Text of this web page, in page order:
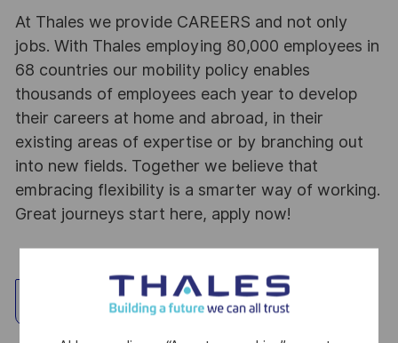
At Thales we provide CAREERS and not only
jobs. With Thales employing 80,000 employees in
68 countries our mobility policy enables
thousands of employees each year to develop
their careers at home and abroad, in their
existing areas of expertise or by branching out
into new fields. Together we believe that
embracing flexibility is a smarter way of working.
Great journeys start here, apply now!
Explorar ubicación